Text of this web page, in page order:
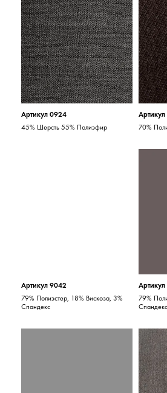
Артикул 0924
45% Шерсть 55% Полиэфир
70%
Артикул 9042
79% Полиэстер, 18% Вискоза, 3%
Спандекс
79%
Спандекс